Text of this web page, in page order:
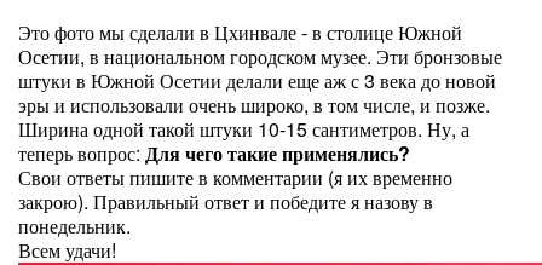
Это фото мы сделали в Цхинвале - в столице Южной
Осетии, в национальном городском музее. Эти бронзовые
штуки в Южной Осетии делали еще аж с 3 века до новой
эры и использовали очень широко, в том числе, и позже.
Ширина одной такой штуки 10-15 сантиметров. Ну, а
теперь вопрос: Для чего такие применялись?
Свои ответы пишите в комментарии (я их временно
закрою). Правильный ответ и победите я назову в
понедельник.
Всем удачи!